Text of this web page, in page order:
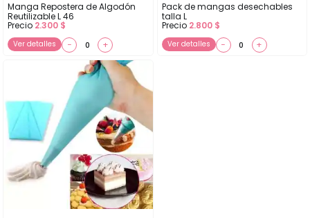
Manga Repostera de Algodón
Reutilizable L 46
Precio 2.300 $
Ver detalles − +
Pack de mangas desechables
talla L
Precio 2.800 $
Ver detalles − +